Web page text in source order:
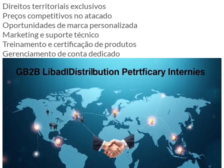
Direitos territoriais exclusivos
Preços competitivos no atacado
Oportunidades de marca personalizada
Marketing e suporte técnico
Treinamento e certificação de produtos
Gerenciamento de conta dedicado